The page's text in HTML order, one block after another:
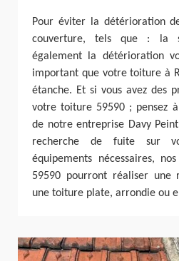
Pour éviter la détérioration
couverture, tels que : la
également la détérioration
important que votre toiture à
étanche. Et si vous avez des
votre toiture 59590 ; pensez
de notre entreprise Davy
recherche de fuite sur
équipements nécessaires,
59590 pourront réaliser une
une toiture plate, arrondie ou